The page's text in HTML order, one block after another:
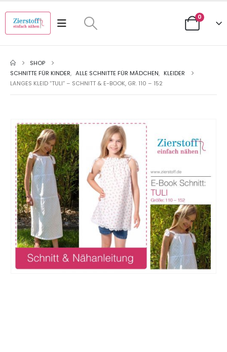
0
SHOP
SCHNITTE FÜR KINDER, ALLE SCHNITTE FÜR MÄDCHEN, KLEIDER
LANGES KLEID “TULI” – SCHNITT & E-BOOK, GR. 110 – 152